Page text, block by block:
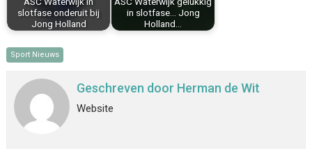
slotfase onderuit bij
Jong Holland
in slotfase… Jong
Holland…
Sport Nieuws
Geschreven door Herman de Wit
Website